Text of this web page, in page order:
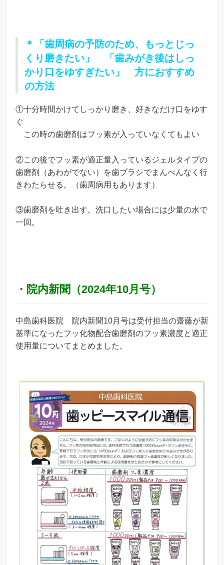
＊「歯周病の予防のため、もっとじっ
くり磨きたい」
「歯みがき後はしっ
かり口をゆすぎたい」 方におすすめ
の方法
①十分時間かけてしっかり磨き、好きなだけ口をゆす
ぐ
この時の歯磨剤はフッ素が入っていなくてもよい
②この後でフッ素が適正量入っているジェルタイプの
歯磨剤（あわがでない）を歯ブラシでまんべんなく行
きわたらせる。（歯周病用もあります）
③歯磨剤を吐き出す。洗口したい場合には少量の水で
一回。
・院内新聞（2024年10月号）
中島歯科医院 院内新聞10月号は受付担当の齋藤が新
基準になったフッ化物配合歯磨剤のフッ素濃度と適正
使用量についてまとめました。